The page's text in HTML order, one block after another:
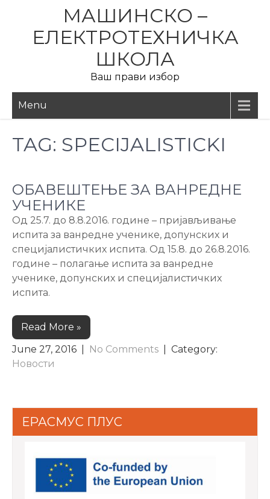
content
МАШИНСКО –
ЕЛЕКТРОТЕХНИЧКА
ШКОЛА
Ваш прави избор
Menu
TAG: SPECIJALISTICKI
ОБАВЕШТЕЊЕ ЗА ВАНРЕДНЕ
УЧЕНИКЕ
Од 25.7. до 8.8.2016. године – пријављивање
испита за ванредне ученике, допунских и
специјалистичких испита. Од 15.8. до 26.8.2016.
године – полагање испита за ванредне
ученике, допунских и специјалистичких
испита.
Read More »
June 27, 2016
No Comments
| Category:
Новости
ЕРАСМУС ПЛУС